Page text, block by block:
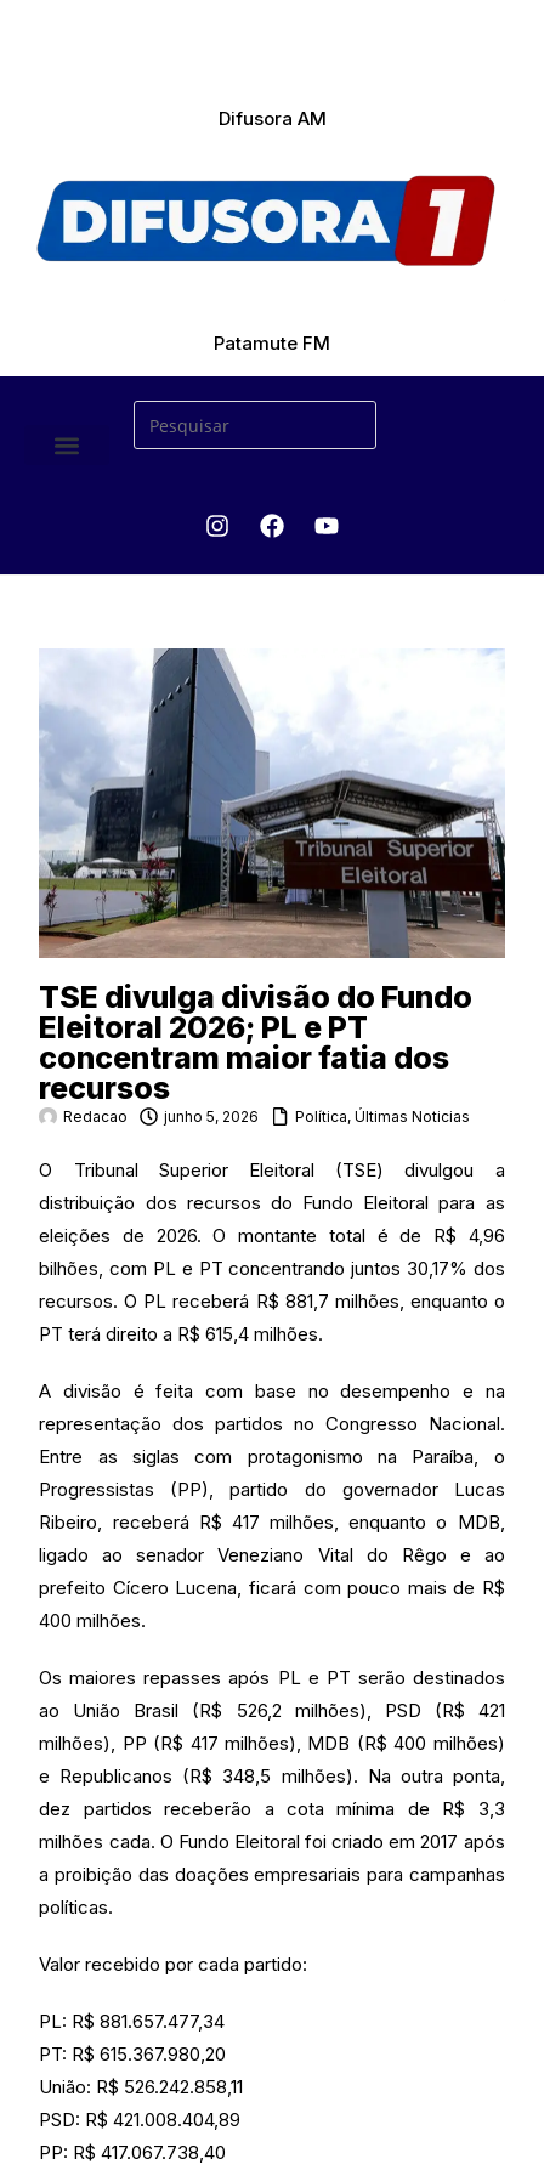
Difusora AM
Patamute FM
TSE divulga divisão do Fundo
Eleitoral 2026; PL e PT
concentram maior fatia dos
recursos
Redacao junho 5, 2026 Política,Últimas Noticias
O Tribunal Superior Eleitoral (TSE) divulgou a
distribuição dos recursos do Fundo Eleitoral para as
eleições de 2026. O montante total é de R$ 4,96
bilhões, com PL e PT concentrando juntos 30,17% dos
recursos. O PL receberá R$ 881,7 milhões, enquanto o
PT terá direito a R$ 615,4 milhões.
A divisão é feita com base no desempenho e na
representação dos partidos no Congresso Nacional.
Entre as siglas com protagonismo na Paraíba, o
Progressistas (PP), partido do governador Lucas
Ribeiro, receberá R$ 417 milhões, enquanto o MDB,
ligado ao senador Veneziano Vital do Rêgo e ao
prefeito Cícero Lucena, ficará com pouco mais de R$
400 milhões.
Os maiores repasses após PL e PT serão destinados
ao União Brasil (R$ 526,2 milhões), PSD (R$ 421
milhões), PP (R$ 417 milhões), MDB (R$ 400 milhões)
e Republicanos (R$ 348,5 milhões). Na outra ponta,
dez partidos receberão a cota mínima de R$ 3,3
milhões cada. O Fundo Eleitoral foi criado em 2017 após
a proibição das doações empresariais para campanhas
políticas.
Valor recebido por cada partido:
PL: R$ 881.657.477,34
PT: R$ 615.367.980,20
União: R$ 526.242.858,11
PSD: R$ 421.008.404,89
PP: R$ 417.067.738,40